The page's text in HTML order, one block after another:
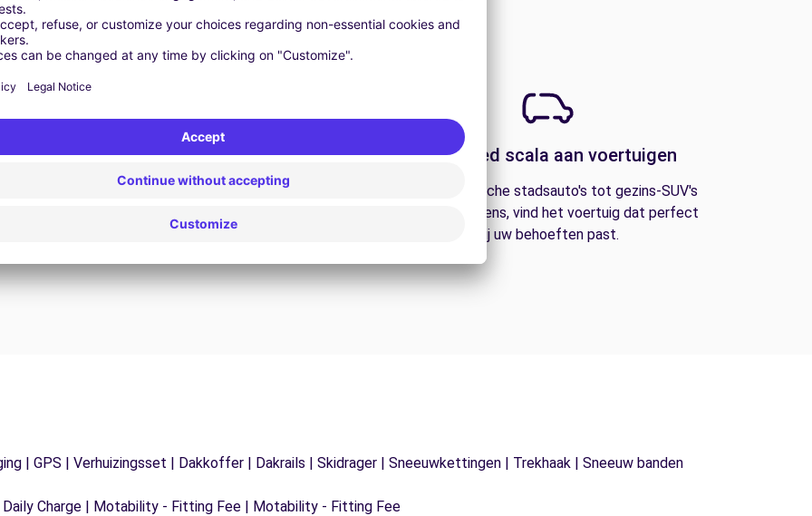
24/7 Assistentie
Problemen op de weg? Onze
om een ononderbroken reis te garanderen.
Een breed scala aan voertuigen
Van economische stadsauto's tot gezins-SUV's
en bestelwagens, vind het voertuig dat perfect
bij uw behoeften past.
| GPS | Verhuizingsset | Dakkoffer | Dakrails | Skidrager | Sneeuwkettingen | Trekhaak | Sneeuw banden
Charge | Motability - Fitting Fee | Motability - Fitting Fee